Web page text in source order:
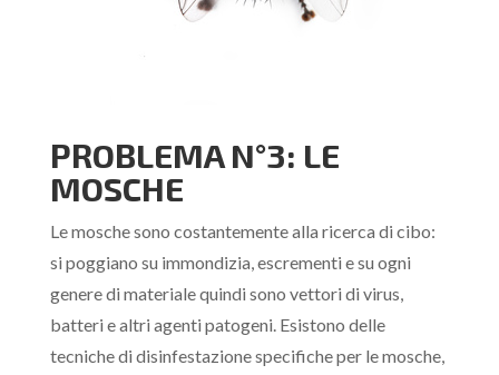
PROBLEMA N°3: LE
MOSCHE
Le mosche sono costantemente alla ricerca di cibo:
si poggiano su immondizia, escrementi e su ogni
genere di materiale quindi sono vettori di virus,
batteri e altri agenti patogeni. Esistono delle
tecniche di disinfestazione specifiche per le mosche,